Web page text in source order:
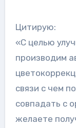
Цитирую:
«С целью
производим
связи с чем
совпадать с
желаете